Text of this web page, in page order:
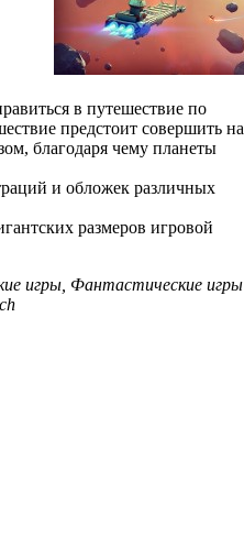
в путешествие по
предстоит совершить на
благодаря чему планеты
и обложек различных
размеров игровой
игры, Фантастические игры